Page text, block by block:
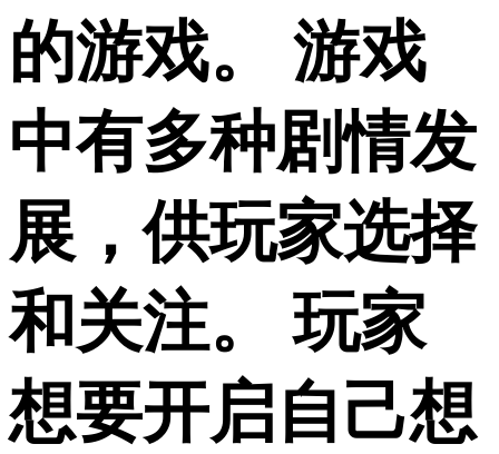
的游戏。 游戏
中有多种剧情发
展，供玩家选择
和关注。 玩家
想要开启自己想